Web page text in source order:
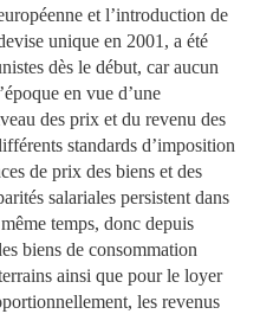
et l’introduction de
unique en 2001, a été
dès le début, car aucun
en vue d’une
des prix et du revenu des
standards d’imposition
de prix des biens et des
salariales persistent dans
temps, donc depuis
biens de consommation
ainsi que pour le loyer
les revenus